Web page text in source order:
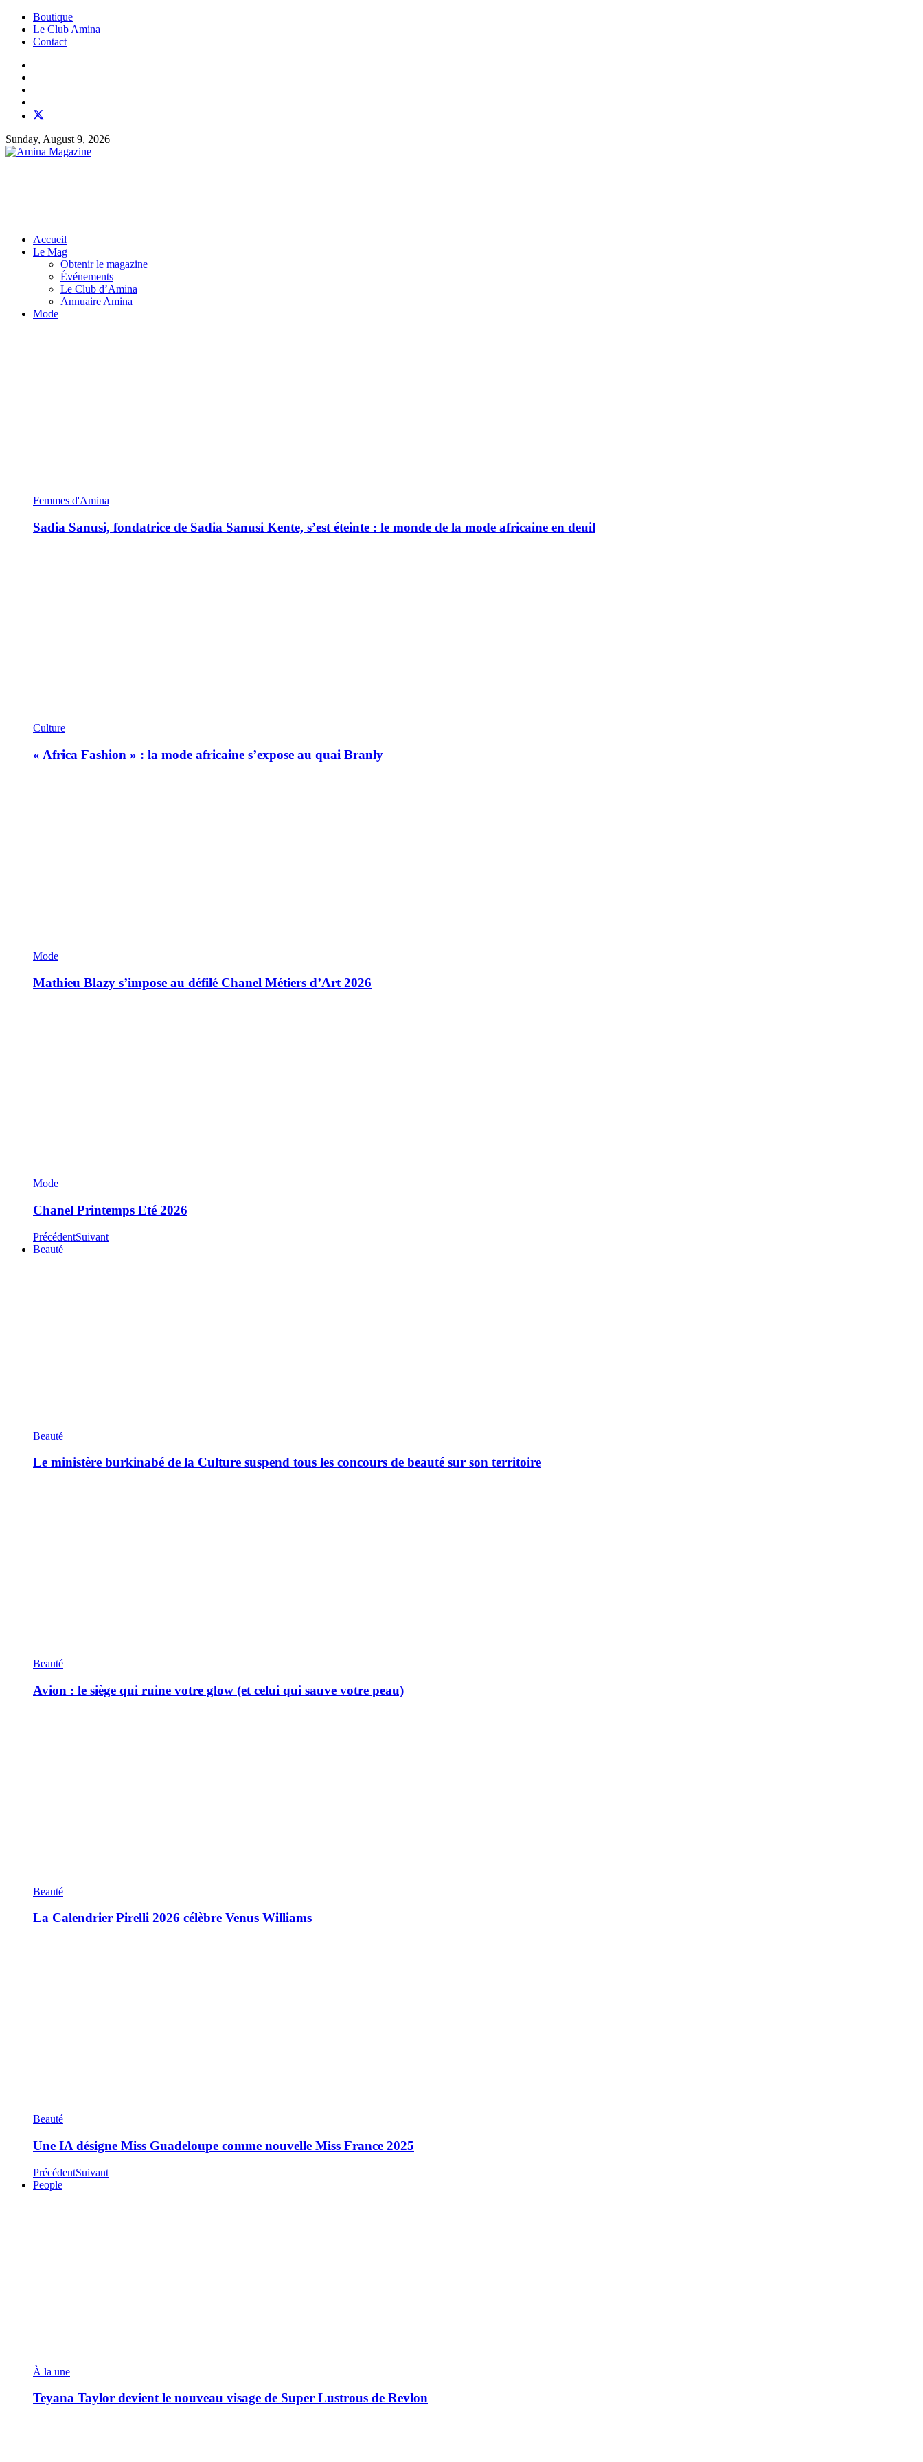
Boutique
Le Club Amina
Contact
Sunday, August 9, 2026
Accueil
Le Mag
Obtenir le magazine
Événements
Le Club d’Amina
Annuaire Amina
Mode
Femmes d'Amina
Sadia Sanusi, fondatrice de Sadia Sanusi Kente, s’est éteinte : le monde de la mode africaine en deuil
Culture
« Africa Fashion » : la mode africaine s’expose au quai Branly
Mode
Mathieu Blazy s’impose au défilé Chanel Métiers d’Art 2026
Mode
Chanel Printemps Eté 2026
PrécédentSuivant
Beauté
Beauté
Le ministère burkinabé de la Culture suspend tous les concours de beauté sur son territoire
Beauté
Avion : le siège qui ruine votre glow (et celui qui sauve votre peau)
Beauté
La Calendrier Pirelli 2026 célèbre Venus Williams
Beauté
Une IA désigne Miss Guadeloupe comme nouvelle Miss France 2025
PrécédentSuivant
People
À la une
Teyana Taylor devient le nouveau visage de Super Lustrous de Revlon